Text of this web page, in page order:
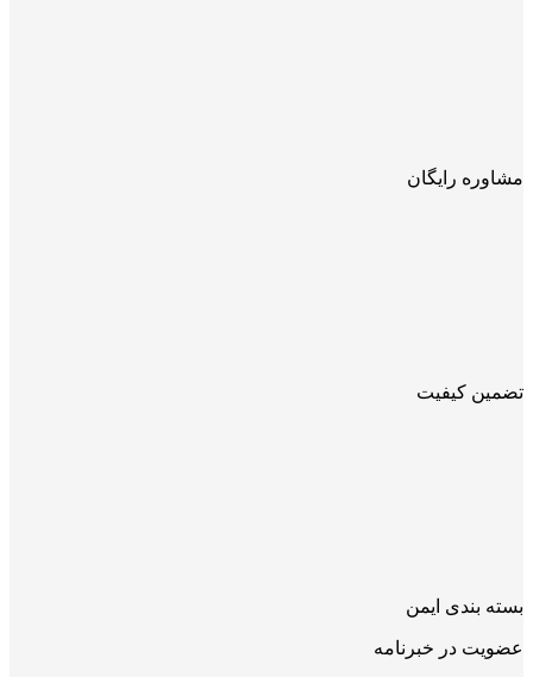
مشاوره رایگان
تضمین کیفیت
بسته بندی ایمن
عضویت در خبرنامه